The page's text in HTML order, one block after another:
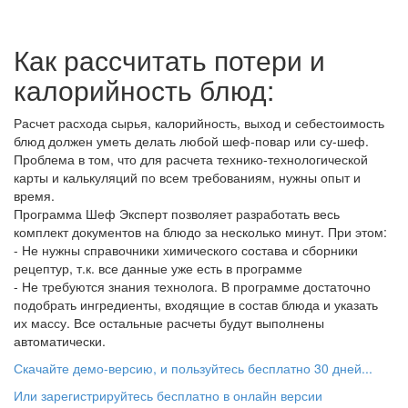
Как рассчитать потери и
калорийность блюд:
Расчет расхода сырья, калорийность, выход и себестоимость
блюд должен уметь делать любой шеф-повар или су-шеф.
Проблема в том, что для расчета технико-технологической
карты и калькуляций по всем требованиям, нужны опыт и
время.
Программа Шеф Эксперт позволяет разработать весь
комплект документов на блюдо за несколько минут. При этом:
- Не нужны справочники химического состава и сборники
рецептур, т.к. все данные уже есть в программе
- Не требуются знания технолога. В программе достаточно
подобрать ингредиенты, входящие в состав блюда и указать
их массу. Все остальные расчеты будут выполнены
автоматически.
Скачайте демо-версию, и пользуйтесь бесплатно 30 дней...
Или зарегистрируйтесь бесплатно в онлайн версии